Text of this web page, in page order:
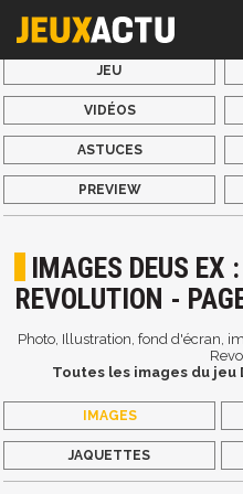
JEU
VIDÉOS
ASTUCES
PREVIEW
IMAGES DEUS EX
REVOLUTION -
Photo, Illustration, fond d'écran,
Toutes les images du jeu
IMAGES
JAQUETTES